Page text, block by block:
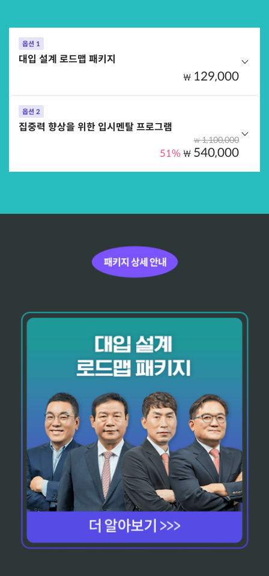
옵션 1
대입 설계 로드맵 패키지
₩129,000
옵션 구성
이만기의 초등부모를 위한 친절한 대입 가이드
쓰앵님이 알려주는 입시 맞춤형 공부법
옵션 선택하기
옵션 2
집중력 향상을 위한 입시멘탈 프로그램
₩1,100,000
51% ₩540,000